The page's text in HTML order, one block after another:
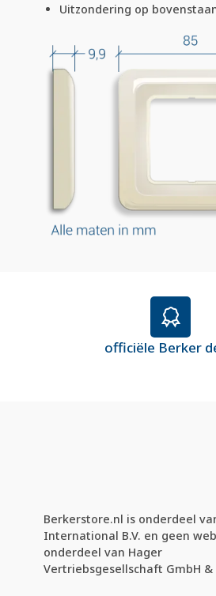
Uitzondering op
officiële Berker
Berkerstore.nl is onderdeel
International B.V. en geen
onderdeel van Hager
Vertriebsgesellschaft GmbH &